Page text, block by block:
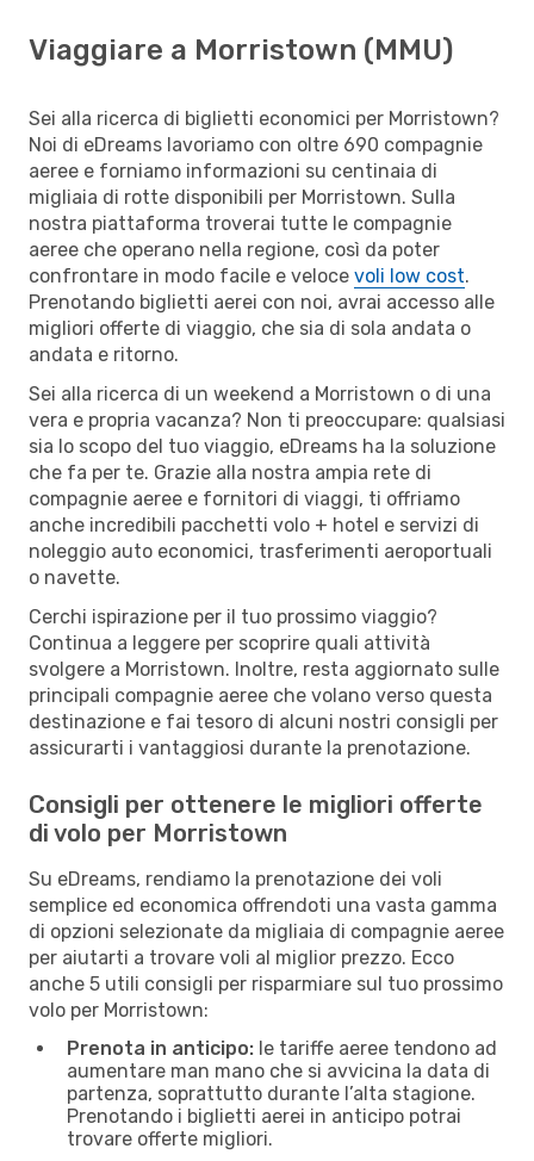
Viaggiare a Morristown (MMU)
Sei alla ricerca di biglietti economici per Morristown?
Noi di eDreams lavoriamo con oltre 690 compagnie
aeree e forniamo informazioni su centinaia di
migliaia di rotte disponibili per Morristown. Sulla
nostra piattaforma troverai tutte le compagnie
aeree che operano nella regione, così da poter
confrontare in modo facile e veloce voli low cost.
Prenotando biglietti aerei con noi, avrai accesso alle
migliori offerte di viaggio, che sia di sola andata o
andata e ritorno.
Sei alla ricerca di un weekend a Morristown o di una
vera e propria vacanza? Non ti preoccupare: qualsiasi
sia lo scopo del tuo viaggio, eDreams ha la soluzione
che fa per te. Grazie alla nostra ampia rete di
compagnie aeree e fornitori di viaggi, ti offriamo
anche incredibili pacchetti volo + hotel e servizi di
noleggio auto economici, trasferimenti aeroportuali
o navette.
Cerchi ispirazione per il tuo prossimo viaggio?
Continua a leggere per scoprire quali attività
svolgere a Morristown. Inoltre, resta aggiornato sulle
principali compagnie aeree che volano verso questa
destinazione e fai tesoro di alcuni nostri consigli per
assicurarti i vantaggiosi durante la prenotazione.
Consigli per ottenere le migliori offerte
di volo per Morristown
Su eDreams, rendiamo la prenotazione dei voli
semplice ed economica offrendoti una vasta gamma
di opzioni selezionate da migliaia di compagnie aeree
per aiutarti a trovare voli al miglior prezzo. Ecco
anche 5 utili consigli per risparmiare sul tuo prossimo
volo per Morristown:
Prenota in anticipo: le tariffe aeree tendono ad
aumentare man mano che si avvicina la data di
partenza, soprattutto durante l’alta stagione.
Prenotando i biglietti aerei in anticipo potrai
trovare offerte migliori.